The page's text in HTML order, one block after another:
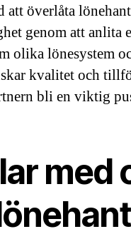
att överlåta
genom att anlita
olika lönesystem
kvalitet och
bli en viktig
med